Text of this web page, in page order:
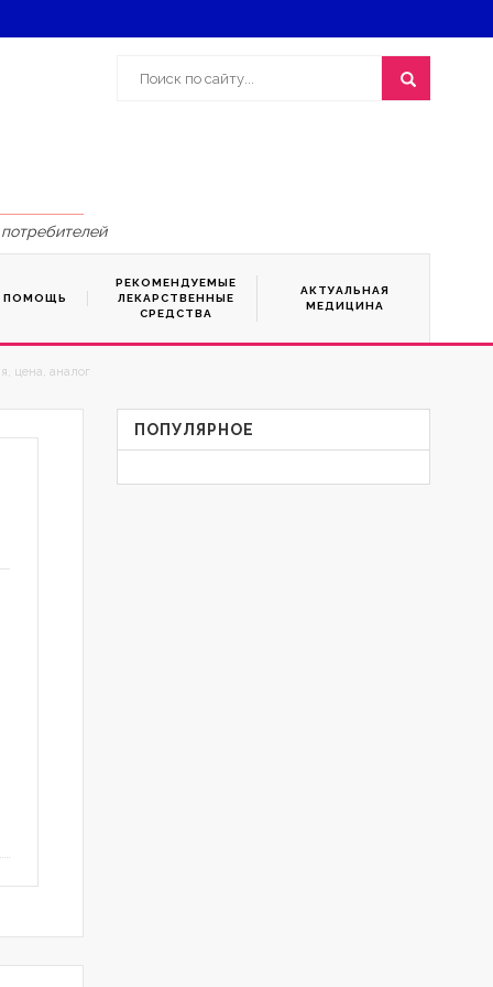
ПОМОЩЬ
РЕКОМЕНДУЕМЫЕ
ЛЕКАРСТВЕННЫЕ
СРЕДСТВА
АКТУАЛЬНАЯ
МЕДИЦИНА
цена, аналог
ПОПУЛЯРНОЕ